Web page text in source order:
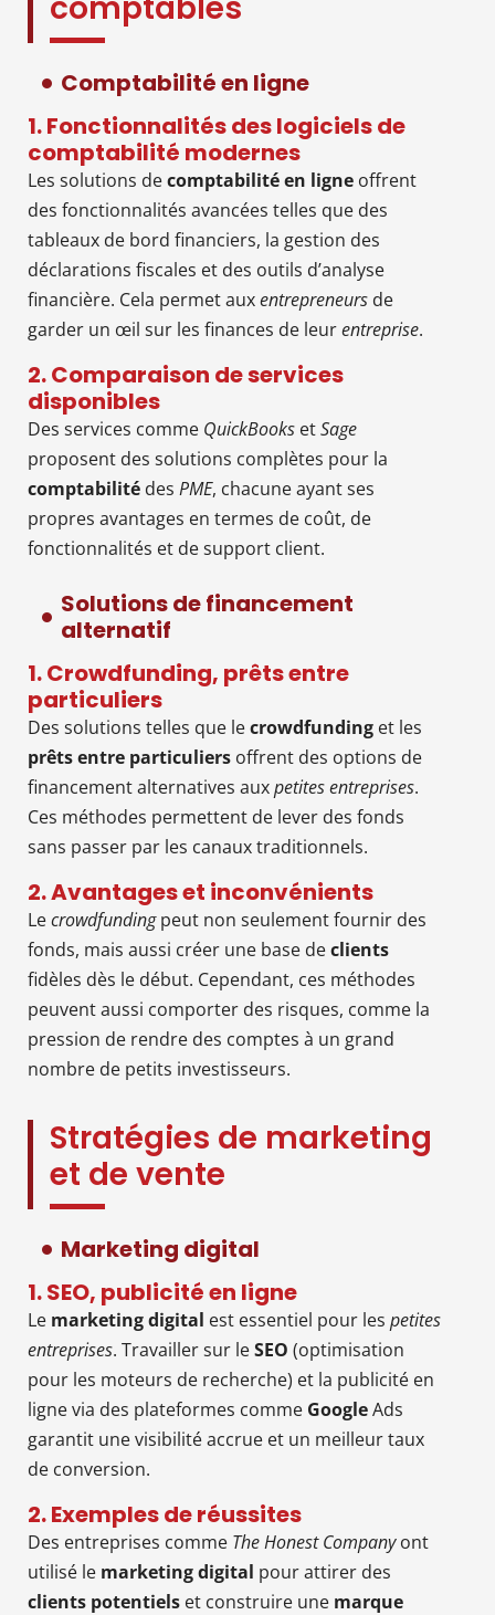
Comptabilité en ligne
1. Fonctionnalités des logiciels de
comptabilité modernes
Les solutions decomptabilité en ligne offrent
des fonctionnalités avancées telles que des
tableaux de bord financiers, la gestion des
déclarations fiscales et des outils d’analyse
financière. Cela permet auxentrepreneurs de
garder un œil sur les finances de leurentreprise.
2. Comparaison de services
disponibles
Des services comme QuickBooks etSage
proposent des solutions complètes pour la
comptabilité des PME, chacune ayant ses
propres avantages en termes de coût, de
fonctionnalités et de support client.
Solutions de financement
alternatif
1. Crowdfunding, prêts entre
particuliers
Des solutions telles que lecrowdfunding et les
prêts entre particuliers offrent des options de
financement alternatives auxpetites entreprises.
Ces méthodes permettent de lever des fonds
sans passer par les canaux traditionnels.
2. Avantages et inconvénients
Lecrowdfundingpeut non seulement fournir des
fonds, mais aussi créer une base declients
fidèles dès le début. Cependant, ces méthodes
peuvent aussi comporter des risques, comme la
pression de rendre des comptes à un grand
nombre de petits investisseurs.
Stratégies de marketing
et de vente
Marketing digital
1. SEO, publicité en ligne
Le marketing digital est essentiel pour les petites
entreprises. Travailler sur leSEO (optimisation
pour les moteurs de recherche) et la publicité en
ligne via des plateformes comme GoogleAds
garantit une visibilité accrue et un meilleur taux
de conversion.
2. Exemples de réussites
Des entreprises comme The Honest Companyont
utilisé le marketing digital pour attirer des
clients potentiels et construire une marque